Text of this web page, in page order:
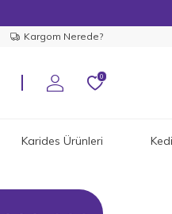
Kargom Nerede?
0
Karides Ürünleri Kedi